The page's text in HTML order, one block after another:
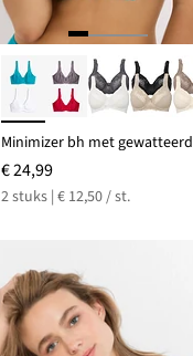
€ 24,99
2 stuks | € 12,50 / st.